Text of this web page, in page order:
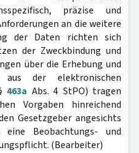
präzise und
an die weitere
der Daten richten sich
der Zweckbindung und
über die Erhebung und
der elektronischen
463a Abs. 4 StPO) tragen
Vorgaben hinreichend
Gesetzgeber angesichts
eine Beobachtungs- und
(Bearbeiter)